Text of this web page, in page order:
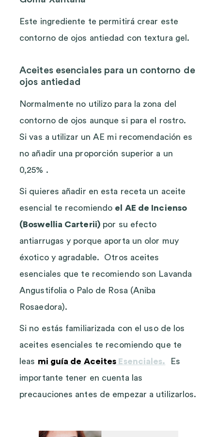
Este ingrediente te permitirá crear este
contorno de ojos antiedad con textura gel.
Aceites esenciales para un contorno de
ojos antiedad
Normalmente no utilizo para la zona del
contorno de ojos aunque si para el rostro.
Si vas a utilizar un AE mi recomendación es
no añadir una proporción superior a un
0,25% .
Si quieres añadir en esta receta un aceite
esencial te recomiendo el AE de Incienso
(Boswellia Carterii) por su efecto
antiarrugas y porque aporta un olor muy
éxotico y agradable. Otros aceites
esenciales que te recomiendo son Lavanda
Angustifolia o Palo de Rosa (Aniba
Rosaedora).
Si no estás familiarizada con el uso de los
aceites esenciales te recomiendo que te
leas mi guía de Aceites Esenciales. Es
importante tener en cuenta las
precauciones antes de empezar a utilizarlos.